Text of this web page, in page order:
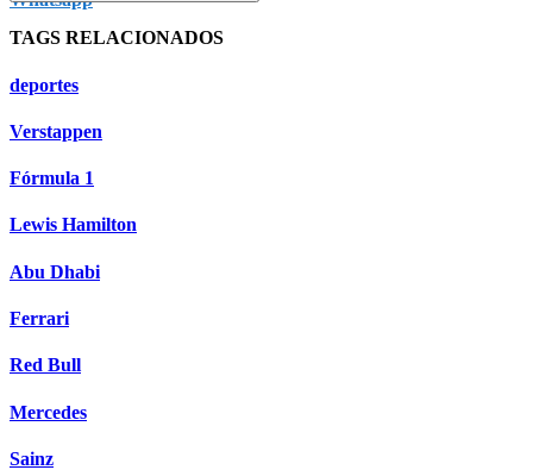
TAGS RELACIONADOS
deportes
Verstappen
Fórmula 1
Lewis Hamilton
Abu Dhabi
Ferrari
Red Bull
Mercedes
Sainz